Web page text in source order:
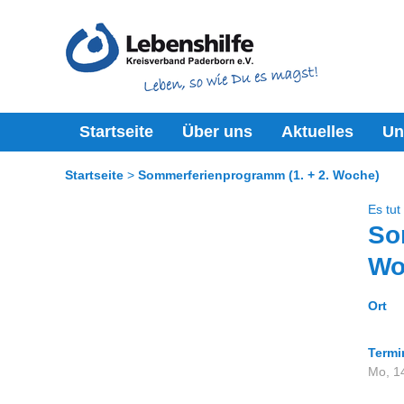
Startseite Über uns Aktuelles
Startseite Sommerferienprogramm (1. + 2. Woche)
Es
Ort
Mo,